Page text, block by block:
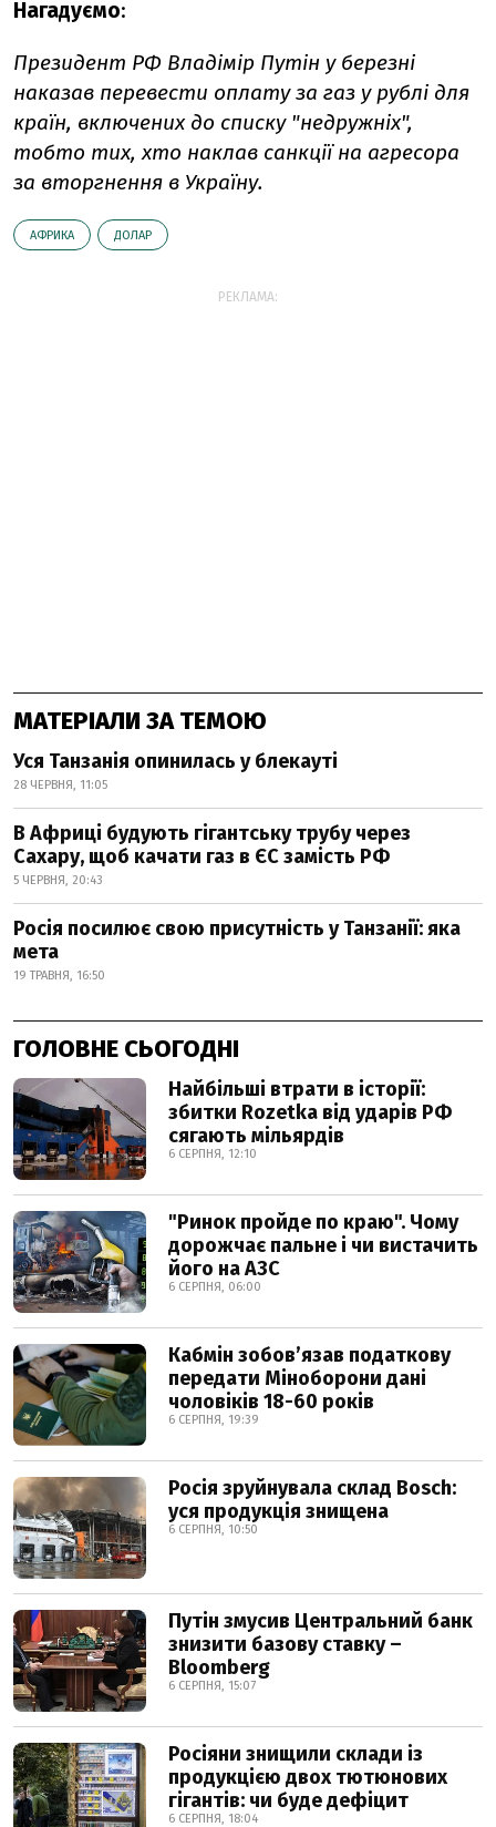
Нагадуємо:
Президент РФ Владімір Путін у березні
наказав перевести оплату за газ у рублі для
країн, включених до списку "недружніх",
тобто тих, хто наклав санкції на агресора
за вторгнення в Україну.
АФРИКА ДОЛАР
РЕКЛАМА:
МАТЕРІАЛИ ЗА ТЕМОЮ
Уся Танзанія опинилась у блекауті
28 ЧЕРВНЯ, 11:05
В Африці будують гігантську трубу через
Сахару, щоб качати газ в ЄС замість РФ
5 ЧЕРВНЯ, 20:43
Росія посилює свою присутність у Танзанії: яка
мета
19 ТРАВНЯ, 16:50
ГОЛОВНЕ СЬОГОДНІ
Найбільші втрати в історії:
збитки Rozetka від ударів РФ
сягають мільярдів
6 СЕРПНЯ, 12:10
"Ринок пройде по краю". Чому
дорожчає пальне і чи вистачить
його на АЗС
6 СЕРПНЯ, 06:00
Кабмін зобовʼязав податкову
передати Міноборони дані
чоловіків 18-60 років
6 СЕРПНЯ, 19:39
Росія зруйнувала склад Bosch:
уся продукція знищена
6 СЕРПНЯ, 10:50
Путін змусив Центральний банк
знизити базову ставку –
Bloomberg
6 СЕРПНЯ, 15:07
Росіяни знищили склади із
продукцією двох тютюнових
гігантів: чи буде дефіцит
6 СЕРПНЯ, 18:04